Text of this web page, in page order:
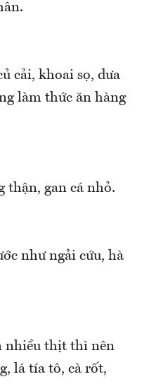
cải, khoai sọ, dưa
làm thức ăn hàng
thận, gan cá nhỏ.
như ngải cứu, hà
nhiều thịt thì nên
lá tía tô, cà rốt,